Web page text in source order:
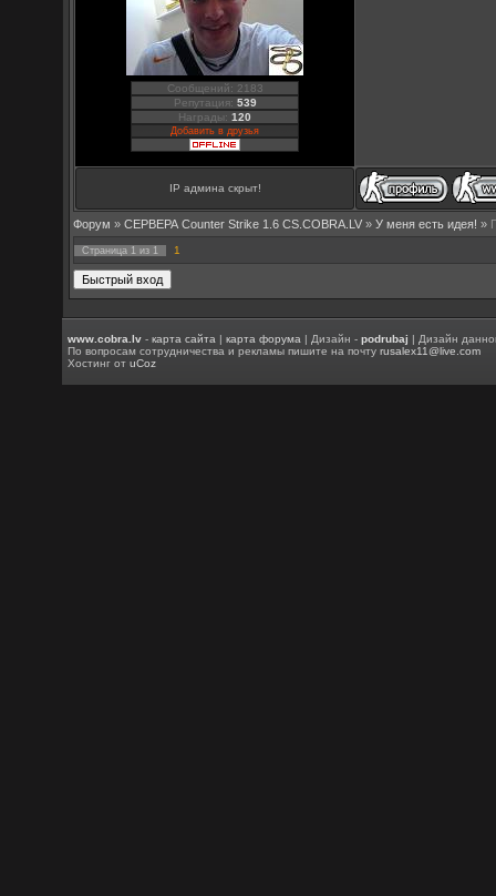
Сообщений: 2183
Репутация: 539
Награды:120
Добавить в друзья
IP админа скрыт!
Форум » СЕРВЕРА Counter Strike 1.6 CS.COBRA.LV » У меня есть идея! »
Страница 1 из 1 1
www.cobra.lv -карта сайта |карта форума | Дизайн -podrubaj | Дизайн
По вопросам сотрудничества и рекламы пишите на почтуrusalex11@live.com
Хостинг отuCoz